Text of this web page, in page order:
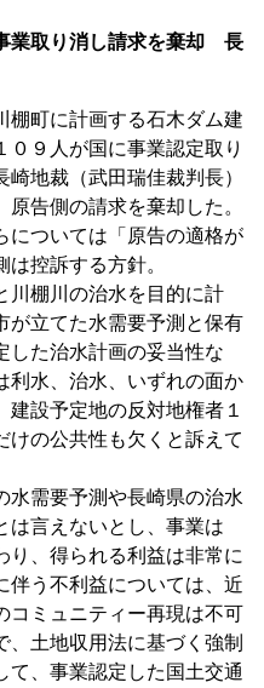
取り消し請求を棄却 長
町に計画する石木ダム建
９人が国に事業認定取り
地裁（武田瑞佳裁判長）
告側の請求を棄却した。
については「原告の適格が
控訴する方針。
棚川の治水を目的に計
が立てた水需要予測と保有
した治水計画の妥当性な
利水、治水、いずれの面か
設予定地の反対地権者１
けの公共性も欠くと訴えて
需要予測や長崎県の治水
は言えないとし、事業は
り、得られる利益は非常に
伴う不利益については、近
コミュニティー再現は不可
土地収用法に基づく強制
て、事業認定した国土交通